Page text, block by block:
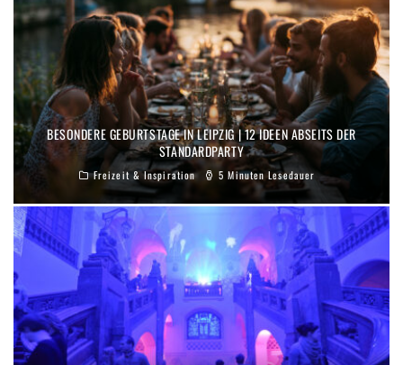
BESONDERE GEBURTSTAGE IN LEIPZIG | 12 IDEEN ABSEITS DER
STANDARDPARTY
Freizeit & Inspiration 5 Minuten Lesedauer